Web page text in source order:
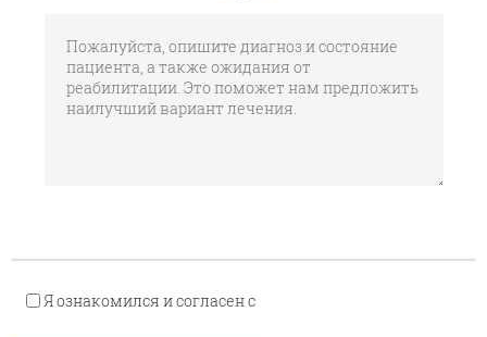
Я ознакомился и согласен с